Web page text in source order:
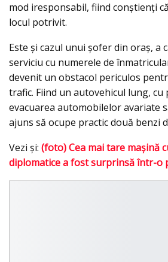
mod iresponsabil, fiind conştienţi
locul potrivit.
Este şi cazul unui şofer din oraş, a
serviciu cu numerele de
devenit un obstacol periculos
trafic. Fiind un autovehicul lung,
evacuarea automobilelor avariate
ajuns să ocupe practic două benzi
Vezi şi: (foto) Cea mai tare maşină
diplomatice a fost surprinsă într-o